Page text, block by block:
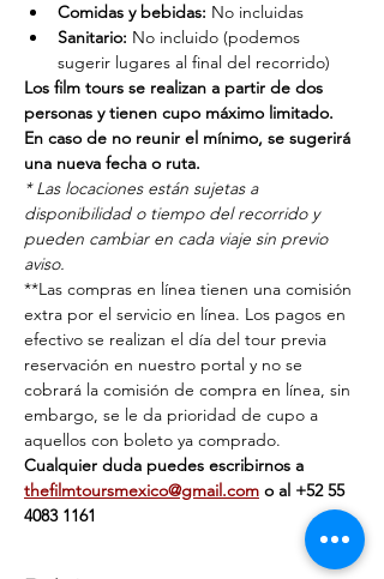
Comidas y bebidas: No incluidas
Sanitario: No incluido (podemos
sugerir lugares al final del recorrido)
Los film tours se realizan a partir de dos
personas y tienen cupo máximo limitado.
En caso de no reunir el mínimo, se sugerirá
una nueva fecha o ruta.
* Las locaciones están sujetas a
disponibilidad o tiempo del recorrido y
pueden cambiar en cada viaje sin previo
aviso.
**Las compras en línea tienen una comisión
extra por el servicio en línea. Los pagos en
efectivo se realizan el día del tour previa
reservación en nuestro portal y no se
cobrará la comisión de compra en línea, sin
embargo, se le da prioridad de cupo a
aquellos con boleto ya comprado.
Cualquier duda puedes escribirnos a
thefilmtoursmexico@gmail.com o al ‭+‭52 55
4083 1161‬